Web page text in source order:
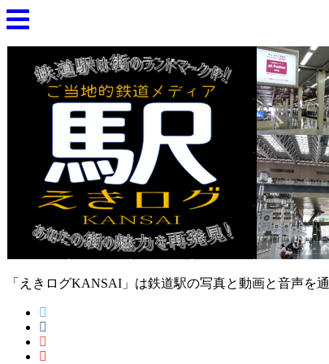
「えきログKANSAI」は鉄道駅の写真と動画と音声を